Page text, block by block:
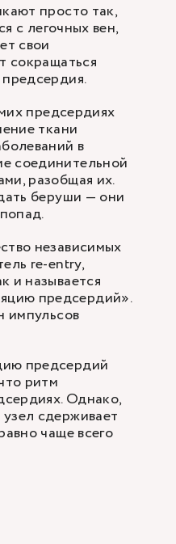
просто так,
с легочных вен,
свои
сокращаться
предсердиях
ткани
в
соединительной
разобщая их.
беруши — они
независимых
re-entry,
и называется
предсердий».
импульсов
предсердий
ритм
Однако,
сдерживает
чаще всего